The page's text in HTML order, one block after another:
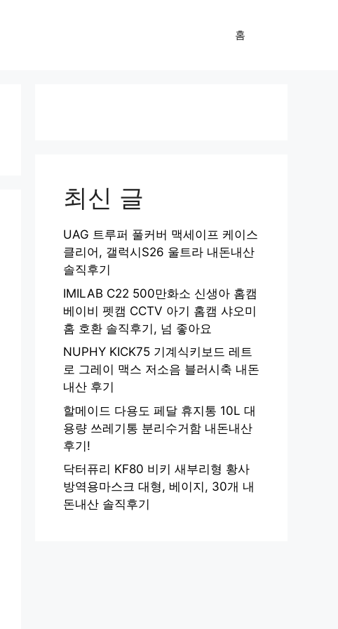
홈
최신 글
UAG 트루퍼 풀커버 맥세이프 케이스
클리어, 갤럭시S26 울트라 내돈내산
솔직후기
IMILAB C22 500만화소 신생아 홈캠
베이비 펫캠 CCTV 아기 홈캠 샤오미
홈 호환 솔직후기, 넘 좋아요
NUPHY KICK75 기계식키보드 레트
로 그레이 맥스 저소음 블러시축 내돈
내산 후기
할메이드 다용도 페달 휴지통 10L 대
용량 쓰레기통 분리수거함 내돈내산
후기!
닥터퓨리 KF80 비키 새부리형 황사
방역용마스크 대형, 베이지, 30개 내
돈내산 솔직후기